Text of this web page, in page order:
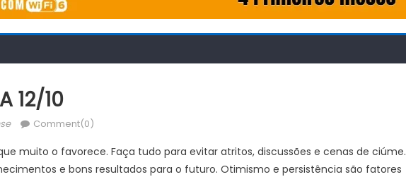
12/10
Comment(0)
muito o favorece. Faça tudo para evitar atritos, discussões e cenas de ciúme.
e bons resultados para o futuro. Otimismo e persistência são fatores